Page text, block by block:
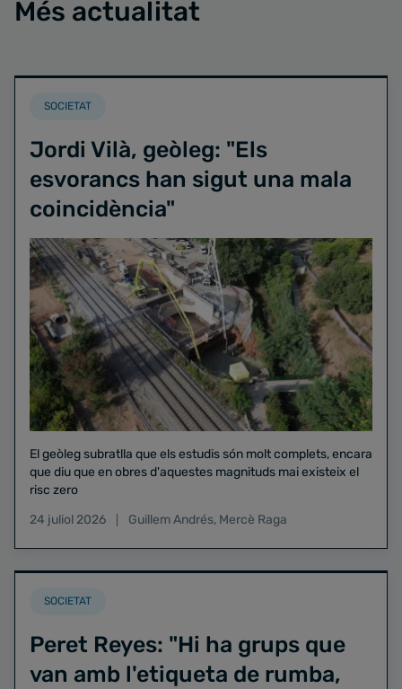
Més actualitat
SOCIETAT
Jordi Vilà, geòleg: "Els
esvorancs han sigut una mala
coincidència"
El geòleg subratlla que els estudis són molt complets, encara
que diu que en obres d'aquestes magnituds mai existeix el
risc zero
24 juliol 2026
Guillem Andrés, Mercè Raga
SOCIETAT
Peret Reyes: "Hi ha grups que
van amb l'etiqueta de rumba,